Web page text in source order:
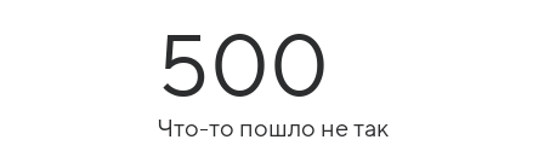
500
Что-то пошло не так